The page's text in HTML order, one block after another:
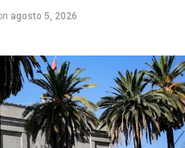
agosto 5, 2026